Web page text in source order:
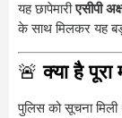
यह छापेमारीएसीपी
के साथ मिलकर यह
🚨क्या है पूरा
पुलिस को सूचना